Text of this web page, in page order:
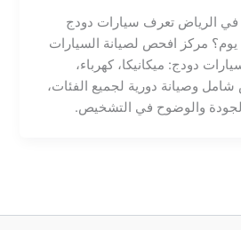
الرياض تعرف سيارات دودج
يوم؟ مركز افحص لصيانة السيارات
دودج: ميكانيكا، كهرباء،
وصيانة دورية لجميع الفئات،
والوضوح في التشخيص.